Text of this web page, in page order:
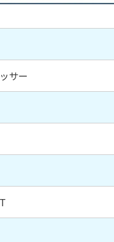
サー